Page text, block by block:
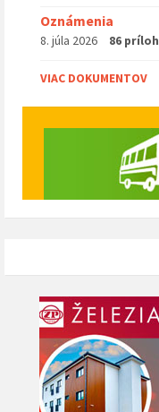
Oznámenia
8. júla 2026 86 príloh
VIAC DOKUMENTOV